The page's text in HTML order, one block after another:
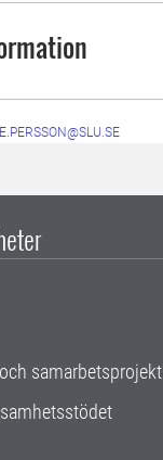
samarbetsprojekt